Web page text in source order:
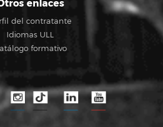
enlaces
del contratante
Idiomas ULL
formativo